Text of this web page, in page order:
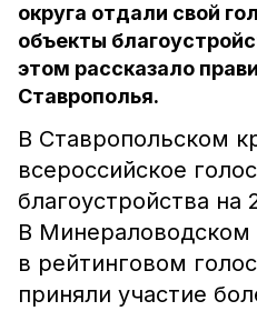
округа отдали свой
объекты
этом рассказало
Ставрополья.
В Ставропольском
всероссийское
благоустройства на
В Минераловодском
в рейтинговом
приняли участие